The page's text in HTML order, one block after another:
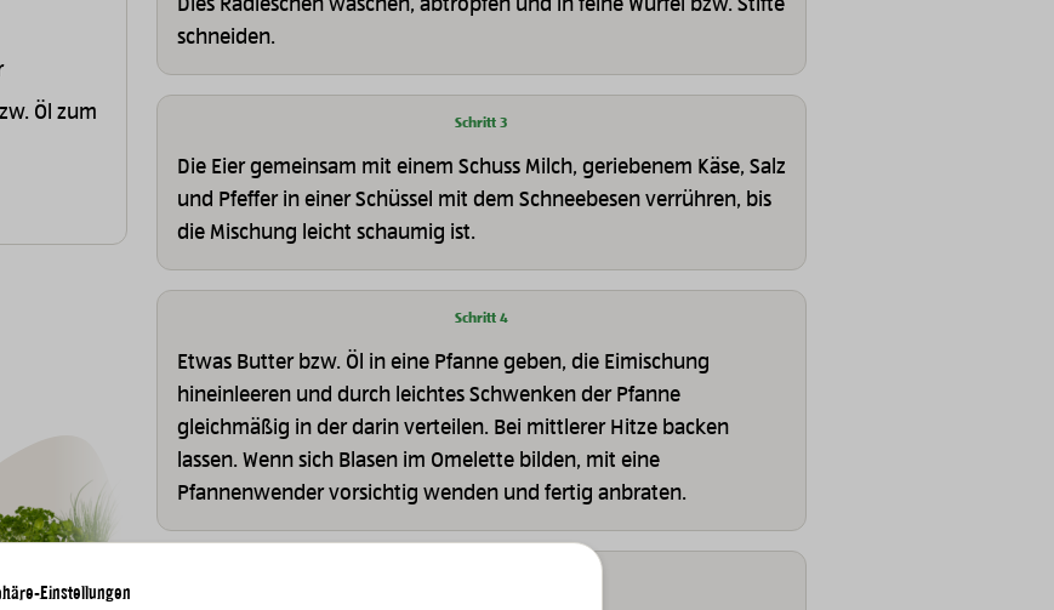
Öl zum
Dies Radieschen waschen, abtropfen und in feine Würfel bzw. Stifte
schneiden.
Schritt 3
Die Eier gemeinsam mit einem Schuss Milch, geriebenem Käse, Salz
und Pfeffer in einer Schüssel mit dem Schneebesen verrühren, bis
die Mischung leicht schaumig ist.
Schritt 4
Etwas Butter bzw. Öl in eine Pfanne geben, die Eimischung
hineinleeren und durch leichtes Schwenken der Pfanne
gleichmäßig in der darin verteilen. Bei mittlerer Hitze backen
lassen. Wenn sich Blasen im Omelette bilden, mit eine
Pfannenwender vorsichtig wenden und fertig anbraten.
Einstellungen